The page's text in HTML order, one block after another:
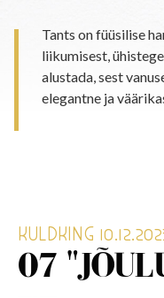
Tants on füüsilise
liikumisest,
alustada, sest
elegantne ja
KULDKING
07